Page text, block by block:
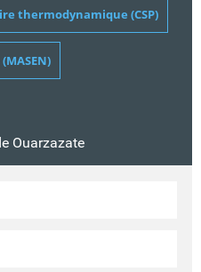
thermodynamique (CSP)
Ouarzazate